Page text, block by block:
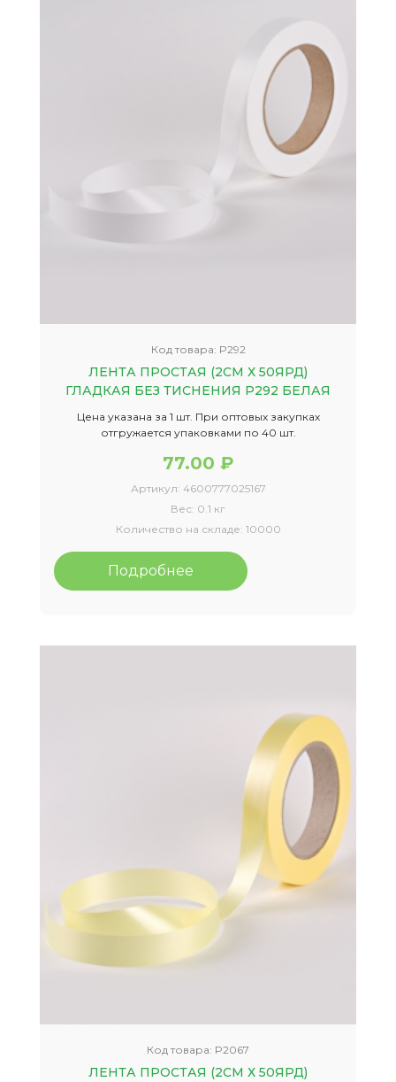
Код товара: P292
ЛЕНТА ПРОСТАЯ (2СМ Х 50ЯРД)
ГЛАДКАЯ БЕЗ ТИСНЕНИЯ P292 БЕЛАЯ
Цена указана за 1 шт. При оптовых закупках
отгружается упаковками по 40 шт.
77.00 ₽
Артикул: 4600777025167
Вес: 0.1 кг
Количество на складе: 10000
Подробнее
Код товара: P2067
ЛЕНТА ПРОСТАЯ (2СМ Х 50ЯРД)